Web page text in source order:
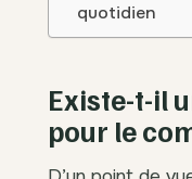
quotidien
Existe-t-il
pour le